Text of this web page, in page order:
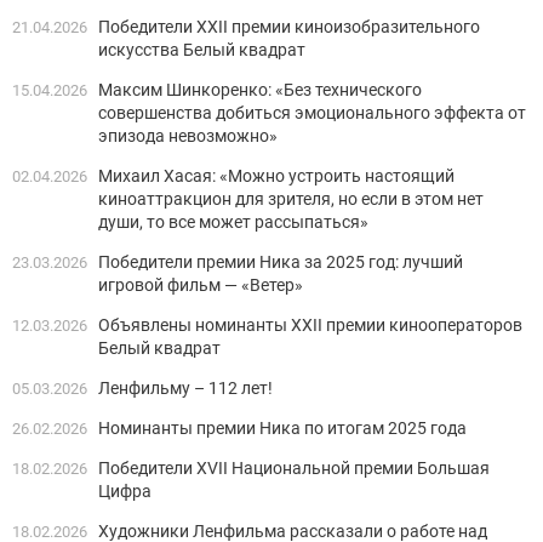
21.04.2026
Победители XXII премии киноизобразительного
искусства Белый квадрат
15.04.2026
Максим Шинкоренко: «Без технического
совершенства добиться эмоционального эффекта от
эпизода невозможно»
02.04.2026
Михаил Хасая: «Можно устроить настоящий
киноаттракцион для зрителя, но если в этом нет
души, то все может рассыпаться»
23.03.2026
Победители премии Ника за 2025 год: лучший
игровой фильм — «Ветер»
12.03.2026 Объявлены номинанты XXII премии кинооператоров
Белый квадрат
05.03.2026 Ленфильму – 112 лет!
26.02.2026 Номинанты премии Ника по итогам 2025 года
18.02.2026
Победители XVII Национальной премии Большая
Цифра
18.02.2026 Художники Ленфильма рассказали о работе над